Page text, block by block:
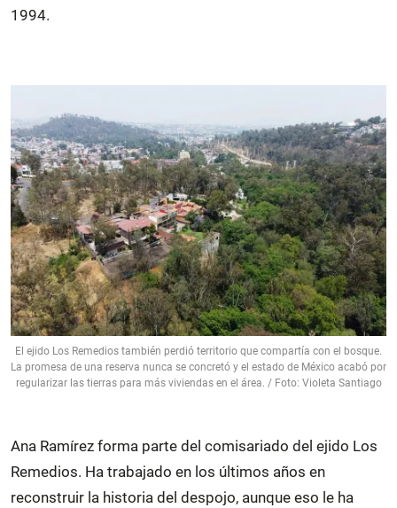
1994.
El ejido Los Remedios también perdió territorio que compartía con el bosque.
La promesa de una reserva nunca se concretó y el estado de México acabó por
regularizar las tierras para más viviendas en el área. / Foto: Violeta Santiago
Ana Ramírez forma parte del comisariado del ejido Los
Remedios. Ha trabajado en los últimos años en
reconstruir la historia del despojo, aunque eso le ha